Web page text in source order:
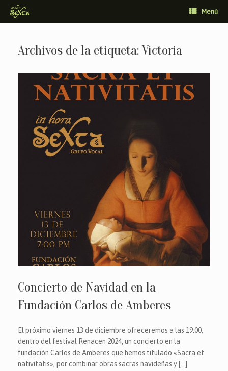
Saltar
contenido
Menú
Archivos de la etiqueta: Victoria
Concierto de Navidad en la
Fundación Carlos de Amberes
El próximo viernes 13 de diciembre ofreceremos a las 19:00,
dentro del festival Renacen 2024, un concierto en la
fundación Carlos de Amberes que hemos titulado «Sacra et
nativitatis», por combinar obras sacras navideñas y […]